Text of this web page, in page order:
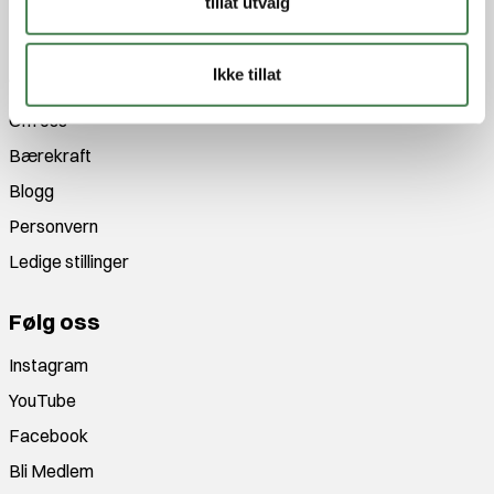
Ikke tillat
tur eller fiske!
Om oss
Bærekraft
Blogg
Personvern
Ledige stillinger
Følg oss
Instagram
YouTube
Facebook
Bli Medlem